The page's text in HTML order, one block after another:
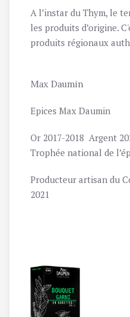
A l’instar du Thym, le
les produits d’origine.
produits régionaux
Max Daumin
Epices Max Daumin
Or 2017-2018 Argent
Trophée national de
Producteur artisan du
2021